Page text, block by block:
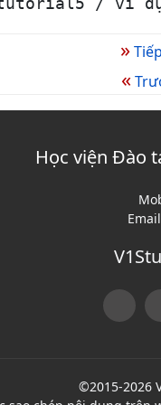
»
«
Học viện Đào
©2015-2026